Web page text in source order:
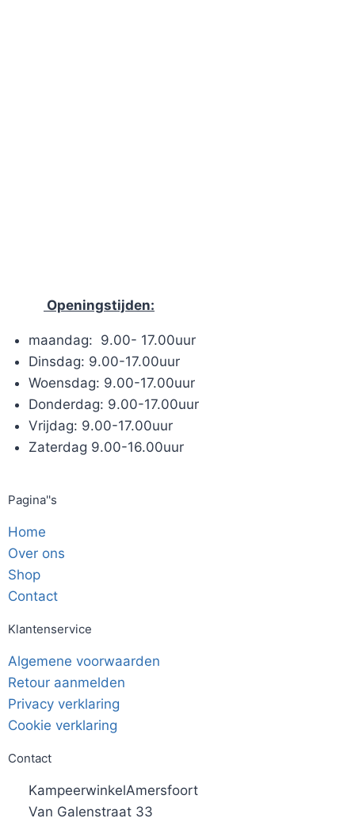
Openingstijden:
maandag: 9.00- 17.00uur
Dinsdag: 9.00-17.00uur
Woensdag: 9.00-17.00uur
Donderdag: 9.00-17.00uur
Vrijdag: 9.00-17.00uur
Zaterdag 9.00-16.00uur
Pagina''s
Home
Over ons
Shop
Contact
Klantenservice
Algemene voorwaarden
Retour aanmelden
Privacy verklaring
Cookie verklaring
Contact
KampeerwinkelAmersfoort
Van Galenstraat 33